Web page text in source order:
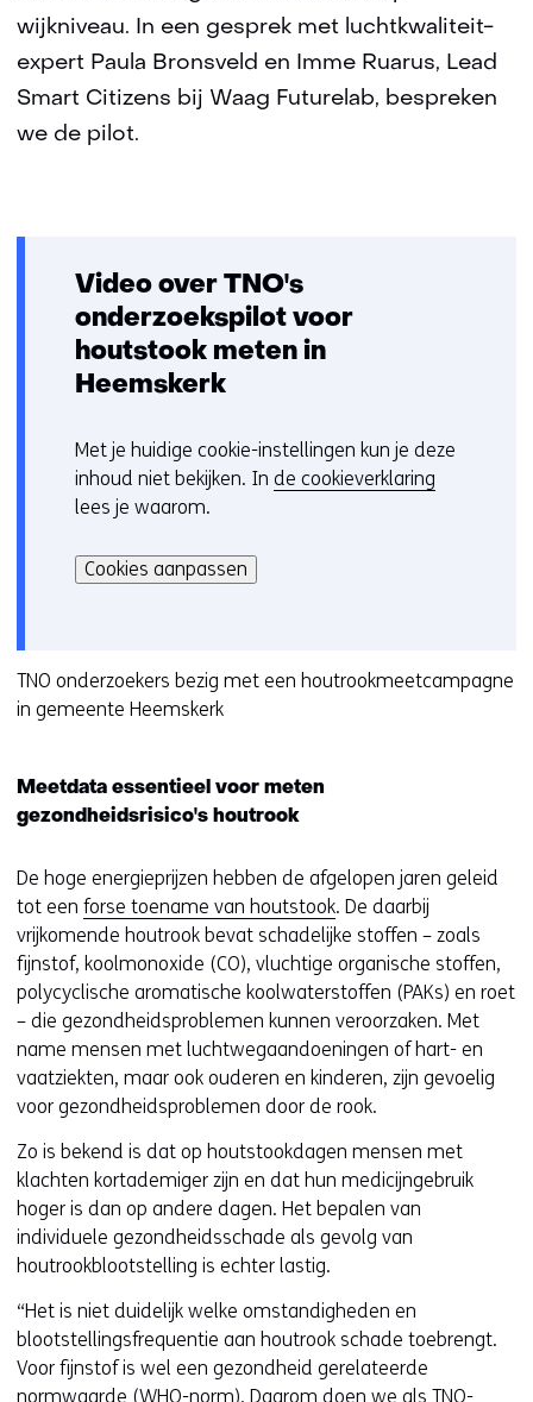
wijkniveau. In een gesprek met luchtkwaliteit-
expert Paula Bronsveld en Imme Ruarus, Lead
Smart Citizens bij Waag Futurelab, bespreken
we de pilot.
Video over TNO's
onderzoekspilot voor
houtstook meten in
Heemskerk
C
o
o
i
o
r
u
r
i
j
z
i
g
e
n
Met je huidige cookie-instellingen kun je deze
inhoud niet bekijken. In de cookieverklaring
lees je waarom.
kan
het
cookies
op
worden
toegestaan
geweigerd.
Cookies aanpassen
TNO onderzoekers bezig met een houtrookmeetcampagne
in gemeente Heemskerk
Meetdata essentieel voor meten
gezondheidsrisico's houtrook
De hoge energieprijzen hebben de afgelopen jaren geleid
tot een forse toename van houtstook. De daarbij
vrijkomende houtrook bevat schadelijke stoffen – zoals
fijnstof, koolmonoxide (CO), vluchtige organische stoffen,
polycyclische aromatische koolwaterstoffen (PAKs) en roet
– die gezondheidsproblemen kunnen veroorzaken. Met
name mensen met luchtwegaandoeningen of hart- en
vaatziekten, maar ook ouderen en kinderen, zijn gevoelig
voor gezondheidsproblemen door de rook.
Zo is bekend is dat op houtstookdagen mensen met
klachten kortademiger zijn en dat hun medicijngebruik
hoger is dan op andere dagen. Het bepalen van
individuele gezondheidsschade als gevolg van
houtrookblootstelling is echter lastig.
“Het is niet duidelijk welke omstandigheden en
blootstellingsfrequentie aan houtrook schade toebrengt.
Voor fijnstof is wel een gezondheid gerelateerde
normwaarde (WHO-norm). Daarom doen we als TNO-